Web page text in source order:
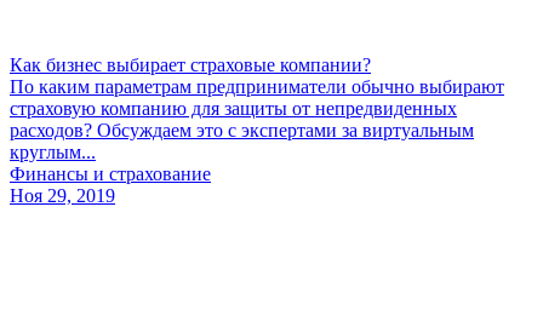
Как бизнес выбирает страховые компании?
По каким параметрам предприниматели обычно выбирают
страховую компанию для защиты от непредвиденных
расходов? Обсуждаем это с экспертами за виртуальным
круглым...
Финансы и страхование
Ноя 29, 2019